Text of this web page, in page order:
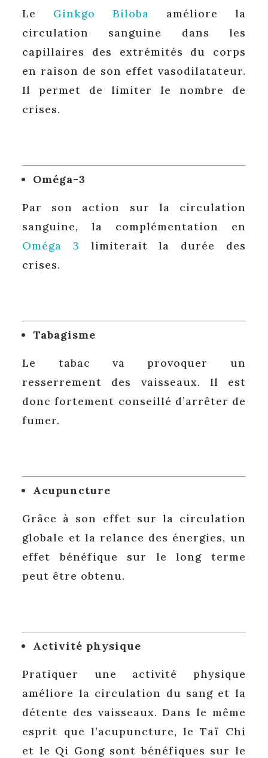
Le Ginkgo Biloba améliore la
circulation sanguine dans les
capillaires des extrémités du corps
en raison de son effet vasodilatateur.
Il permet de limiter le nombre de
crises.
Oméga-3
Par son action sur la circulation
sanguine, la complémentation en
Oméga 3 limiterait la durée des
crises.
Tabagisme
Le tabac va provoquer un
resserrement des vaisseaux. Il est
donc fortement conseillé d’arrêter de
fumer.
Acupuncture
Grâce à son effet sur la circulation
globale et la relance des énergies, un
effet bénéfique sur le long terme
peut être obtenu.
Activité physique
Pratiquer une activité physique
améliore la circulation du sang et la
détente des vaisseaux. Dans le même
esprit que l’acupuncture, le Taï Chi
et le Qi Gong sont bénéfiques sur le